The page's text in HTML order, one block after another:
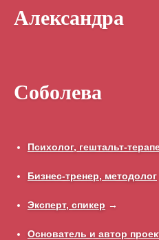
Александра
Соболева
Психолог, гештальт-
Бизнес-тренер, методолог
Эксперт, спикер →
Основатель и автор